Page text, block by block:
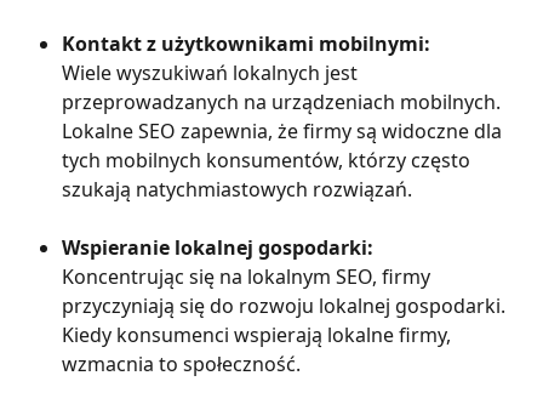
Kontakt z użytkownikami mobilnymi:
Wiele wyszukiwań lokalnych jest
przeprowadzanych na urządzeniach mobilnych.
Lokalne SEO zapewnia, że firmy są widoczne dla
tych mobilnych konsumentów, którzy często
szukają natychmiastowych rozwiązań.
Wspieranie lokalnej gospodarki:
Koncentrując się na lokalnym SEO, firmy
przyczyniają się do rozwoju lokalnej gospodarki.
Kiedy konsumenci wspierają lokalne firmy,
wzmacnia to społeczność.